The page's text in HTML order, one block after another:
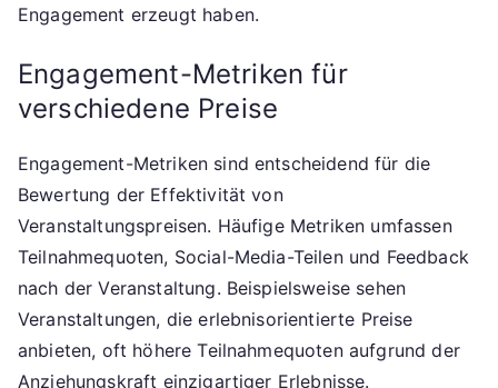
Engagement erzeugt haben.
Engagement-Metriken für
verschiedene Preise
Engagement-Metriken sind entscheidend für die
Bewertung der Effektivität von
Veranstaltungspreisen. Häufige Metriken umfassen
Teilnahmequoten, Social-Media-Teilen und Feedback
nach der Veranstaltung. Beispielsweise sehen
Veranstaltungen, die erlebnisorientierte Preise
anbieten, oft höhere Teilnahmequoten aufgrund der
Anziehungskraft einzigartiger Erlebnisse.